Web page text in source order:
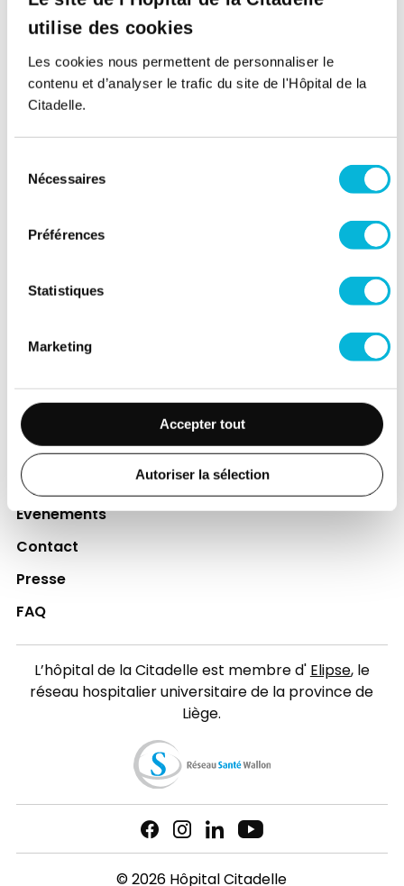
utilise des cookies
Les cookies nous permettent de personnaliser le
contenu et d’analyser le trafic du site de l'Hôpital de la
Citadelle.
Nécessaires
Préférences
Statistiques
Marketing
Accepter tout
Autoriser la sélection
Soutenez notre Fondation
Votre don à la Fondation permet de
financer des projets qui améliorent
leurs proches.
Espace Patient
Jobs
Accès collaborateurs et médecins Citadelle
(Extranet)
Actualités
Événements
Contact
Presse
FAQ
L’hôpital de la Citadelle est membre d'Elipse, le
réseau hospitalier universitaire de la province de
Liège.
© 2026 Hôpital Citadelle